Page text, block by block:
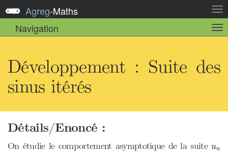
la
Agreg-Maths
Navigation
la
Développement : Suite des
sinus itérés
Détails/Enoncé :
On étudie le comportement asymptotique de la suiteun
u